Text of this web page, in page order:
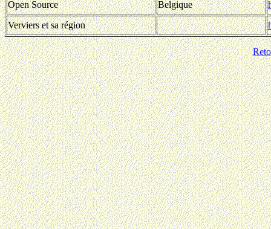
Open Source
Belgique
Verviers et sa région